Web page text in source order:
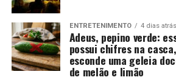
ENTRETENIMENTO 4 dias atrás
Adeus, pepino verde:
possui chifres na
esconde uma geleia
de melão e limão